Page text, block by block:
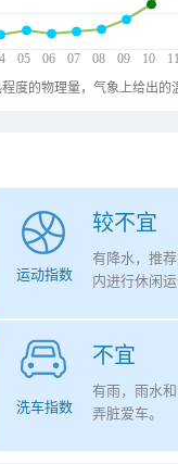
05 06 07 08 09 10
度的物理量，气象上给出
较不宜
运动指数
有降水，推
内进行休闲
不宜
洗车指数
有雨，雨水
弄脏爱车。